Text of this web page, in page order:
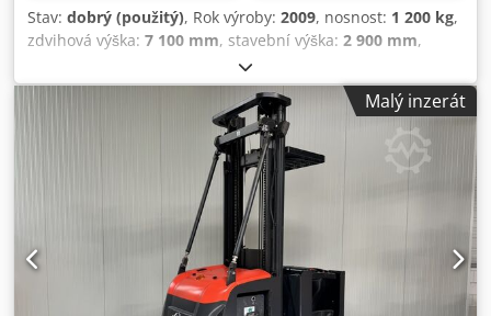
Stav: dobrý (použitý), Rok výroby: 2009, nosnost: 1 200 kg,
zdvihová výška: 7 100 mm, stavební výška: 2 900 mm,
, typ paliva:
stožáru:triplex, Výrobce + model: LINDE V 12 / 015 Stožár:
3F7100 ID: 26062.5019 Kategorie: Použité Codpfozq Upfox
Am Eorf Stožár: 3F Snížená výška: 2900 mm Výška zdvihu:
7100 mm Nosnost: 1200 kg Výška plošiny: 6580 mm Výška
vychystávání: 8180 mm Inicializace: Ano Šířka kabiny: 1200
mm Rok výroby: 2009 Moto hodiny: 2962 h Kapacita
Malý inzerát